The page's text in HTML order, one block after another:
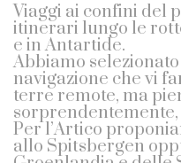
Viaggi ai confini del
itinerari lungo le
e in Antartide.
Abbiamo
navigazione che vi
terre remote, ma
sorprendentemente,
Per l’Artico
allo Spitsbergen